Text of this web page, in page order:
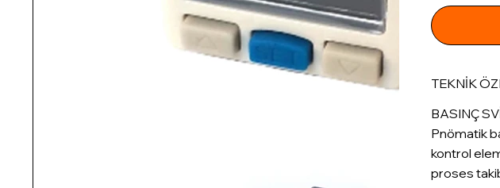
TEKNİK
BASINÇ
Pnömatik
kontrol
proses